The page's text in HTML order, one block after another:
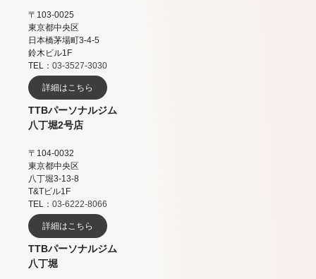
〒103-0025
東京都中央区
日本橋茅場町3-4-5
鈴木ビル1F
TEL： 03-3527-3030
詳細はこちら
TTBパーソナルジム
八丁堀2号店
〒104-0032
東京都中央区
八丁堀3-13-8
T&Tビル1F
TEL： 03-6222-8066
詳細はこちら
TTBパーソナルジム
八丁堀